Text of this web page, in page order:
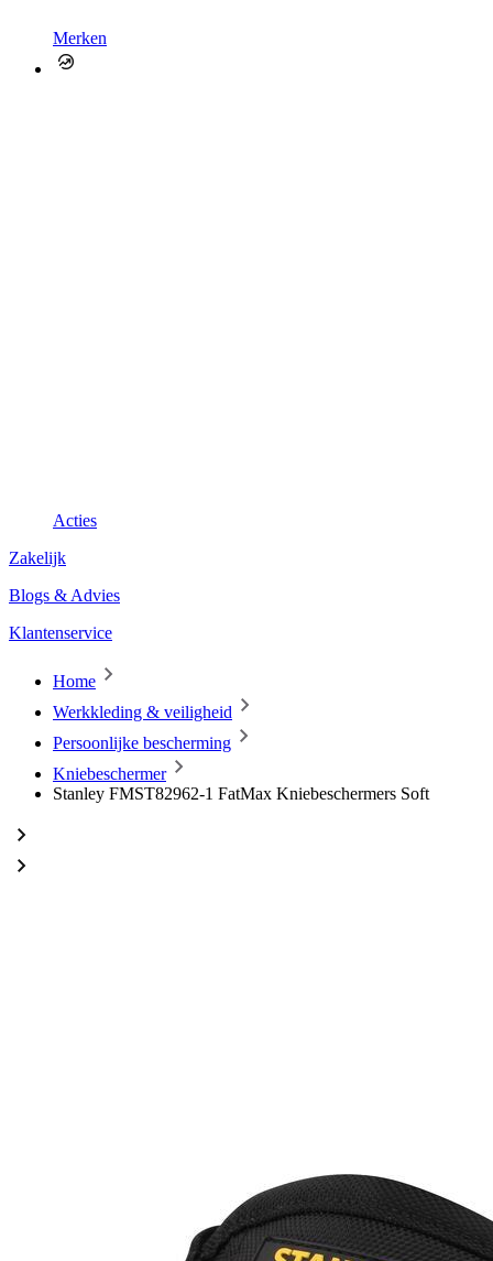
Merken
Acties
Zakelijk
Blogs & Advies
Klantenservice
Home
Werkkleding & veiligheid
Persoonlijke bescherming
Kniebeschermer
Stanley FMST82962-1 FatMax Kniebeschermers Soft